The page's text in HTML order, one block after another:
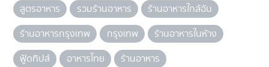
สูตรอาหาร รวมร้านอาหาร
ร้านอาหารใกล้ฉัน
ร้านอาหารกรุงเทพ
กรุงเทพ
ร้านอาหารในห้าง
ฟู้ดทิปส์
อาหารไทย
ร้านอาหาร